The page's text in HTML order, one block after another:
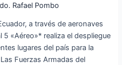
Rafael Pombo
a través de aeronaves
«Aéreo»* realiza el despliegue
lugares del país para la
Fuerzas Armadas del